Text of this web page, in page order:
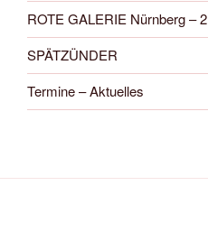
ROTE GALERIE Nürnberg – 2
SPÄTZÜNDER
Termine – Aktuelles